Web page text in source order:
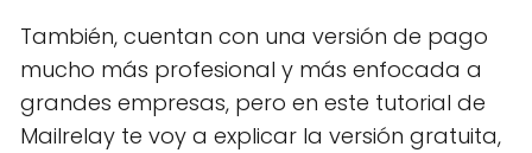
También, cuentan con una versión de pago
mucho más profesional y más enfocada a
grandes empresas, pero en este tutorial de
Mailrelay te voy a explicar la versión gratuita,